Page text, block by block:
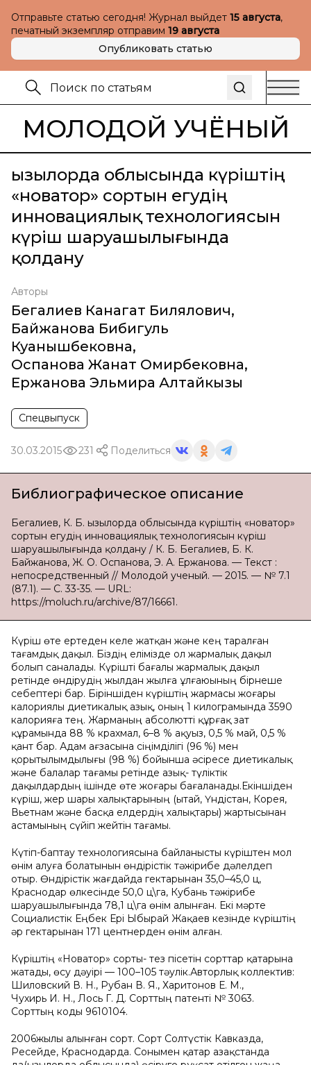
Отправьте статью сегодня! Журнал выйдет 15 августа,
печатный экземпляр отправим 19 августа
Опубликовать статью
МОЛОДОЙ УЧЁНЫЙ
Қызылорда облысында күріштің
«новатор» сортын егудің
инновациялық технологиясын
күріш шаруашылығында
қолдану
Авторы
Бегалиев Канагат Билялович,
Байжанова Бибигуль
Куанышбековна,
Оспанова Жанат Омирбековна,
Ержанова Эльмира Алтайкызы
Спецвыпуск
30.03.2015 231 Поделиться
Библиографическое описание
Бегалиев, К. Б. Қызылорда облысында күріштің «новатор»
сортын егудің инновациялық технологиясын күріш
шаруашылығында қолдану / К. Б. Бегалиев, Б. К.
Байжанова, Ж. О. Оспанова, Э. А. Ержанова. — Текст :
непосредственный // Молодой ученый. — 2015. — № 7.1
(87.1). — С. 33-35. — URL:
https://moluch.ru/archive/87/16661.
Күріш өте ертеден келе жатқан және кең таралған
тағамдық дақыл. Біздің елімізде ол жармалық дақыл
болып саналады. Күрішті бағалы жармалық дақыл
ретінде өндірудің жылдан жылға ұлғаюының бірнеше
себептері бар. Біріншіден күріштің жармасы жоғары
калориялы диетикалық азық, оның 1 килограмында 3590
калорияға тең. Жарманың абсолютті құрғақ зат
құрамында 88 % крахмал, 6–8 % ақуыз, 0,5 % май, 0,5 %
қант бар. Адам ағзасына сіңімділігі (96 %) мен
қорытылымдылығы (98 %) бойынша әсіресе диетикалық
және балалар тағамы ретінде азық- түліктік
дақылдардың ішінде өте жоғары бағаланады.Екіншіден
күріш, жер шары халықтарының (Қытай, Үндістан, Корея,
Вьетнам және басқа елдердің халықтары) жартысынан
астамының сүйіп жейтін тағамы.
Күтіп-баптау технологиясына байланысты күріштен мол
өнім алуға болатынын өндірістік тәжірибе дәлелдеп
отыр. Өндірістік жағдайда гектарынан 35,0–45,0 ц,
Краснодар өлкесінде 50,0 ц\га, Кубань тәжірибе
шаруашылығында 78,1 ц\га өнім алынған. Екі мәрте
Социалистік Еңбек Ері Ыбырай Жақаев кезінде күріштің
әр гектарынан 171 центнерден өнім алған.
Күріштің «Новатор» сорты- тез пісетін сорттар қатарына
жатады, өсу дәуірі — 100–105 тәулік.Авторлық коллектив:
Шиловский В. Н., Рубан В. Я., Харитонов Е. М.,
Чухирь И. Н., Лось Г. Д. Сорттың патенті № 3063.
Сорттың коды 9610104.
2006жылы алынған сорт. Сорт Солтүстік Кавказда,
Ресейде, Краснодарда. Сонымен қатар Қазақстанда